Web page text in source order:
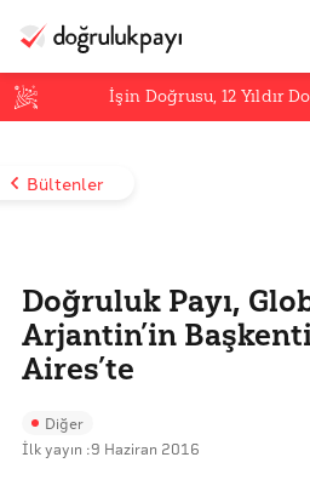
İşin Doğrusu,12 Yıldır
Bültenler
Doğruluk Payı,
Arjantin’in
Aires’te
Diğer
İlk yayın :9 Haziran 2016